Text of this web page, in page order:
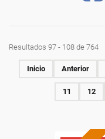
Resultados 97 - 108 de 764
Inicio Anterior
11 12